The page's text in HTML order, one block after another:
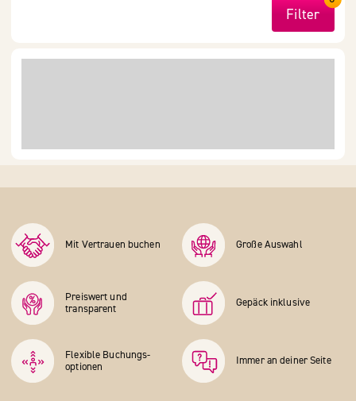
Filter
Mit Vertrauen buchen Große Auswahl
Preiswert und
transparent
Gepäck inklusive
Flexible Buchungs­
optionen
Immer an deiner Seite